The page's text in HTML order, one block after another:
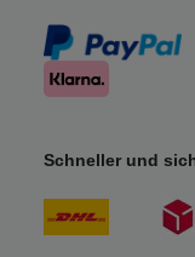
Schneller und